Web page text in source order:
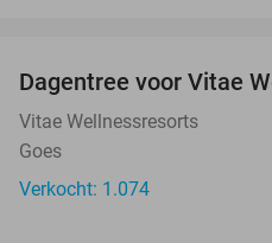
Dagentree voor Vitae
Vitae Wellnessresorts
Goes
Verkocht: 1.074